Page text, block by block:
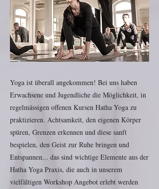
Yoga ist überall angekommen! Bei uns haben
Erwachsene und Jugendliche die Möglichkeit, in
regelmässigen offenen Kursen Hatha Yoga zu
praktizieren. Achtsamkeit, den eigenen Körper
spüren, Grenzen erkennen und diese sanft
bespielen, den Geist zur Ruhe bringen und
Entspannen... das sind wichtige Elemente aus der
Hatha Yoga Praxis, die auch in unserem
vielfältigen Workshop Angebot erlebt werden